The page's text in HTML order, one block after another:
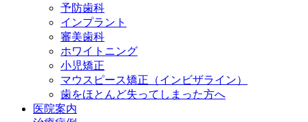
予防歯科
インプラント
審美歯科
ホワイトニング
小児矯正
マウスピース矯正 （インビザライン）
歯をほとんど失ってしまった方へ
医院案内